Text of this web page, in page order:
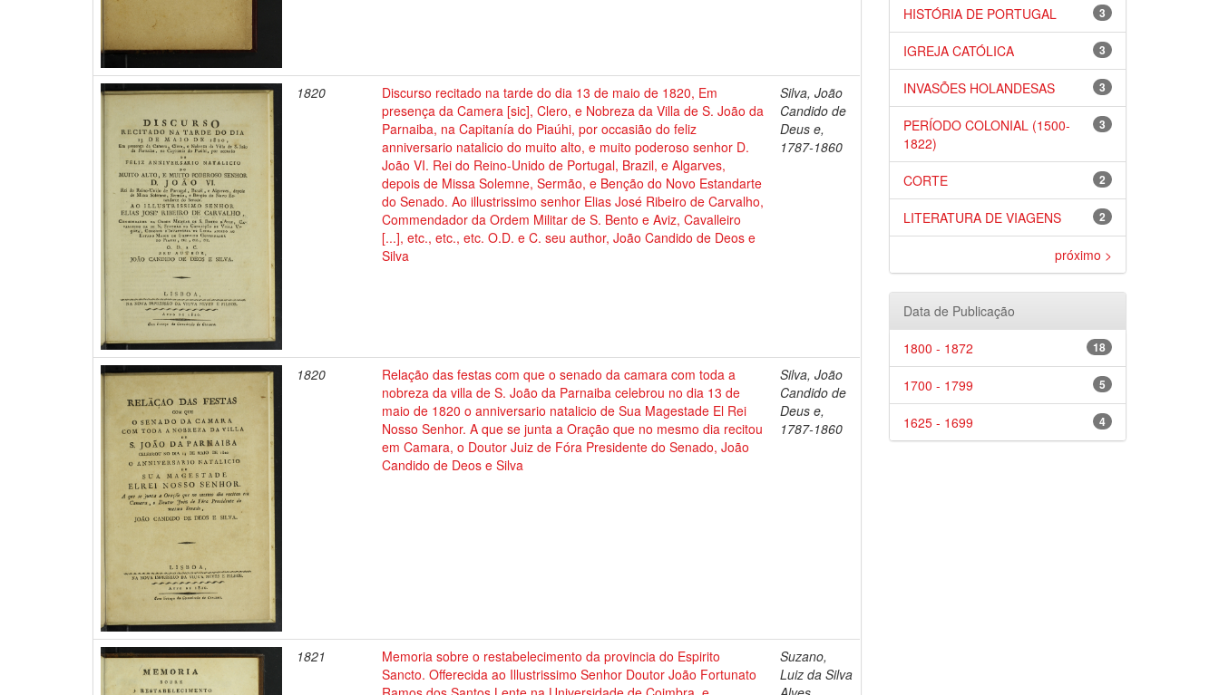
1820
Discurso recitado na tarde do dia 13 de maio de 1820, Em
presença da Camera [sic], Clero, e Nobreza da Villa de S. João da
Parnaiba, na Capitanía do Piaúhi, por occasião do feliz
anniversario natalicio do muito alto, e muito poderoso senhor D.
João VI. Rei do Reino-Unido de Portugal, Brazil, e Algarves,
depois de Missa Solemne, Sermão, e Benção do Novo Estandarte
do Senado. Ao illustrissimo senhor Elias José Ribeiro de Carvalho,
Commendador da Ordem Militar de S. Bento e Aviz, Cavalleiro
[...], etc., etc., etc. O.D. e C. seu author, João Candido de Deos e
Silva
Silva, João
Candido de
Deus e,
1787-1860
1820
Relação das festas com que o senado da camara com toda a
nobreza da villa de S. João da Parnaiba celebrou no dia 13 de
maio de 1820 o anniversario natalicio de Sua Magestade El Rei
Nosso Senhor. A que se junta a Oração que no mesmo dia recitou
em Camara, o Doutor Juiz de Fóra Presidente do Senado, João
Candido de Deos e Silva
Silva, João
Candido de
Deus e,
1787-1860
1821
Memoria sobre o restabelecimento da provincia do Espirito
Sancto. Offerecida ao Illustrissimo Senhor Doutor João Fortunato
Suzano,
Luiz da Silva
3
HISTÓRIA DE PORTUGAL
3
IGREJA CATÓLICA
3
INVASÕES HOLANDESAS
3
PERÍODO COLONIAL (1500-
1822)
2
CORTE
2
LITERATURA DE VIAGENS
próximo >
Data de Publicação
18
1800 - 1872
5
1700 - 1799
4
1625 - 1699